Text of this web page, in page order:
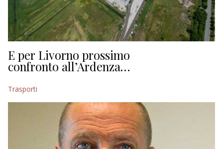
E per Livorno prossimo
confronto all’Ardenza…
Trasporti